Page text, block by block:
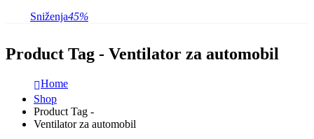
Sniženja45%
Product Tag - Ventilator za automobil
Home
Shop
Product Tag -
Ventilator za automobil